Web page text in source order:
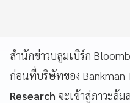
สำนักข่าวบลูมเบิร์ก
ก่อนที่บริษัทของ
Research จะเข้าสู่ภาวะล้ม